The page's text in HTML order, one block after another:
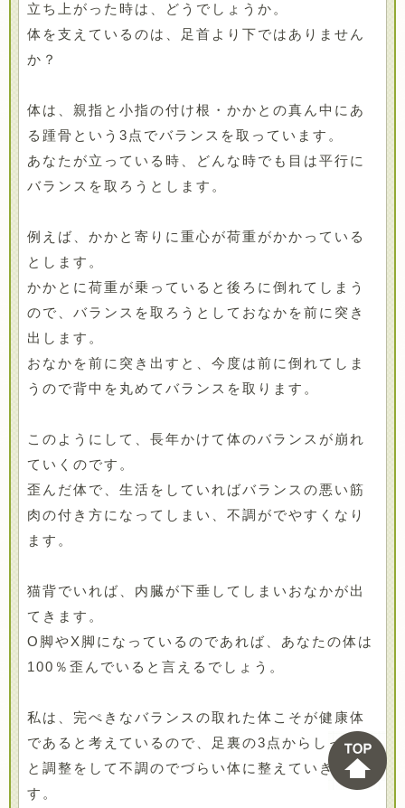
立ち上がった時は、どうでしょうか。
体を支えているのは、足首より下ではありません
か？
体は、親指と小指の付け根・かかとの真ん中にあ
る踵骨という3点でバランスを取っています。
あなたが立っている時、どんな時でも目は平行に
バランスを取ろうとします。
例えば、かかと寄りに重心が荷重がかかっている
とします。
かかとに荷重が乗っていると後ろに倒れてしまう
ので、バランスを取ろうとしておなかを前に突き
出します。
おなかを前に突き出すと、今度は前に倒れてしま
うので背中を丸めてバランスを取ります。
このようにして、長年かけて体のバランスが崩れ
ていくのです。
歪んだ体で、生活をしていればバランスの悪い筋
肉の付き方になってしまい、不調がでやすくなり
ます。
猫背でいれば、内臓が下垂してしまいおなかが出
てきます。
O脚やX脚になっているのであれば、あなたの体は
100％歪んでいると言えるでしょう。
私は、完ぺきなバランスの取れた体こそが健康体
であると考えているので、足裏の3点からしっかり
と調整をして不調のでづらい体に整えていきま
す。